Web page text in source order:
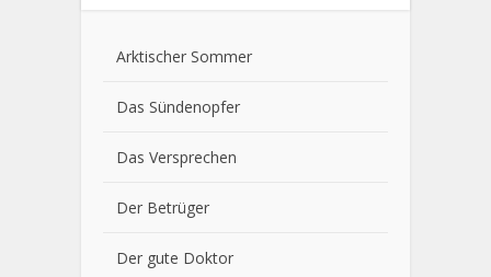
Arktischer Sommer
Das Sündenopfer
Das Versprechen
Der Betrüger
Der gute Doktor